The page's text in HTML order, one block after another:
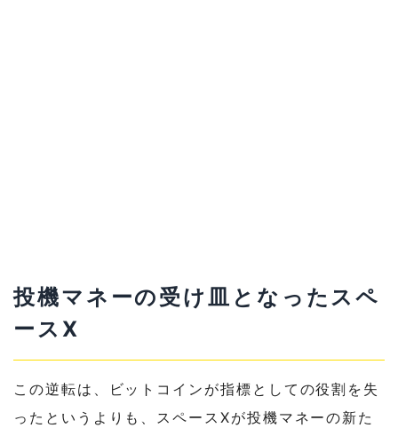
投機マネーの受け皿となったスペ
ースX
この逆転は、ビットコインが指標としての役割を失
ったというよりも、スペースXが投機マネーの新た